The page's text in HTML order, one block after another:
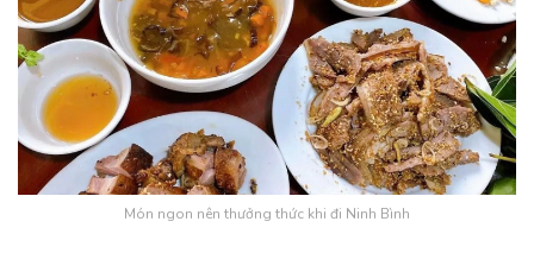
Món ngon nên thưởng thức khi đi Ninh Bình